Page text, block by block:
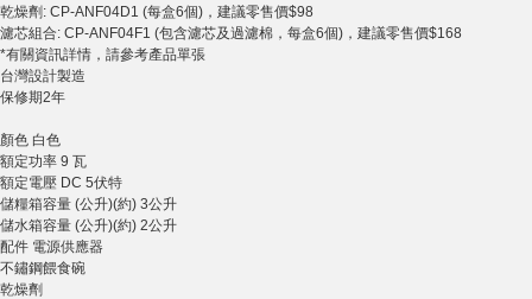
乾燥劑: CP-ANF04D1 (每盒6個)，建議零售價$98
濾芯組合: CP-ANF04F1 (包含濾芯及過濾棉，每盒6個)，建議零售價$168
*有關資訊詳情，請參考產品單張
台灣設計製造
保修期2年
顏色 白色
額定功率 9 瓦
額定電壓 DC 5伏特
儲糧箱容量 (公升)(約) 3公升
儲水箱容量 (公升)(約) 2公升
配件 電源供應器
不鏽鋼餵食碗
乾燥劑